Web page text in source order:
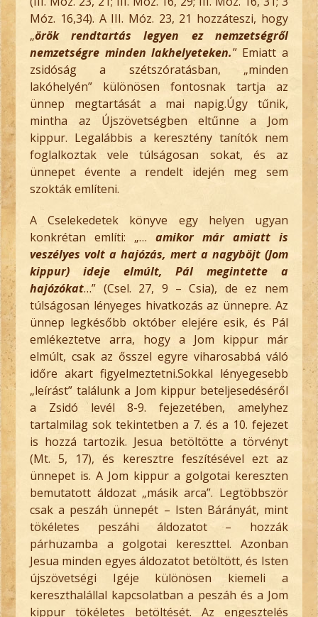
Móz. 16,34). A III. Móz. 23, 21 hozzáteszi, hogy
„örök rendtartás legyen ez nemzetségről
nemzetségre minden lakhelyeteken.” Emiatt a
zsidóság a szétszóratásban, „minden
lakóhelyén” különösen fontosnak tartja az
ünnep megtartását a mai napig.Úgy tűnik,
mintha az Újszövetségben eltűnne a Jom
kippur. Legalábbis a keresztény tanítók nem
foglalkoztak vele túlságosan sokat, és az
ünnepet évente a rendelt idején meg sem
szokták említeni.
A Cselekedetek könyve egy helyen ugyan
konkrétan említi: „… amikor már amiatt is
veszélyes volt a hajózás, mert a nagyböjt (Jom
kippur) ideje elmúlt, Pál megintette a
hajózókat…” (Csel. 27, 9 – Csia), de ez nem
túlságosan lényeges hivatkozás az ünnepre. Az
ünnep legkésőbb október elejére esik, és Pál
emlékeztetve arra, hogy a Jom kippur már
elmúlt, csak az ősszel egyre viharosabbá váló
időre akart figyelmeztetni.Sokkal lényegesebb
„leírást” találunk a Jom kippur beteljesedéséről
a Zsidó levél 8-9. fejezetében, amelyhez
tartalmilag sok tekintetben a 7. és a 10. fejezet
is hozzá tartozik. Jesua betöltötte a törvényt
(Mt. 5, 17), és keresztre feszítésével ezt az
ünnepet is. A Jom kippur a golgotai kereszten
bemutatott áldozat „másik arca”. Legtöbbször
csak a peszáh ünnepét – Isten Bárányát, mint
tökéletes peszáhi áldozatot – hozzák
párhuzamba a golgotai kereszttel. Azonban
Jesua minden egyes áldozatot betöltött, és Isten
újszövetségi Igéje különösen kiemeli a
kereszthalállal kapcsolatban a peszáh és a Jom
kippur tökéletes betöltését. Az engesztelés